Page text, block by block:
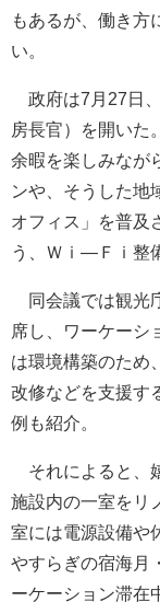
もあるが、働き方
い。
政府は7月27日
房長官）を開いた
余暇を楽しみなが
ンや、そうした地
オフィス」を普及
う、Ｗｉ―Ｆｉ整
同会議では観光
席し、ワーケーシ
は環境構築のため
改修などを支援す
例も紹介。
それによると、
施設内の一室をリ
室には電源設備や
やすらぎの宿海月
ーケーション滞在